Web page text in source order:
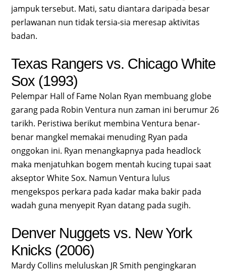
jampuk tersebut. Mati, satu diantara daripada besar
perlawanan nun tidak tersia-sia meresap aktivitas
badan.
Texas Rangers vs. Chicago White
Sox (1993)
Pelempar Hall of Fame Nolan Ryan membuang globe
garang pada Robin Ventura nun zaman ini berumur 26
tarikh. Peristiwa berikut membina Ventura benar-
benar mangkel memakai menuding Ryan pada
onggokan ini. Ryan menangkapnya pada headlock
maka menjatuhkan bogem mentah kucing tupai saat
akseptor White Sox. Namun Ventura lulus
mengekspos perkara pada kadar maka bakir pada
wadah guna menyepit Ryan datang pada sugih.
Denver Nuggets vs. New York
Knicks (2006)
Mardy Collins meluluskan JR Smith pengingkaran